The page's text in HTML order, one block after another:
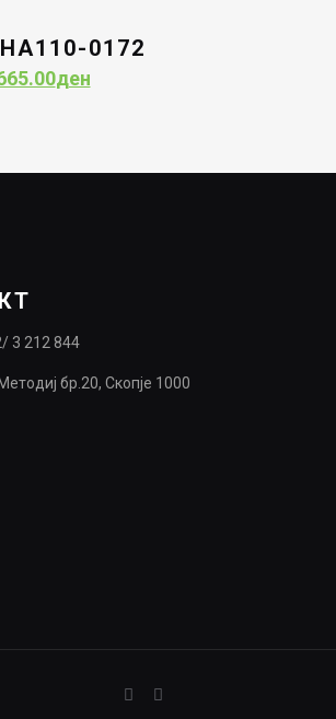
0172
денCurrent
3 212 844
бр.20, Скопје 1000